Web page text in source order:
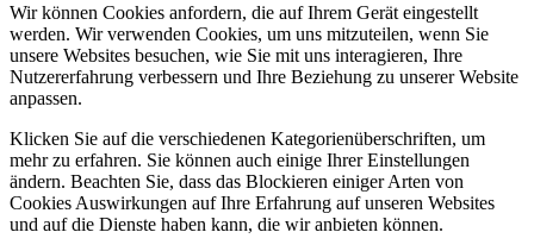
Wir können Cookies anfordern, die auf Ihrem Gerät eingestellt
werden. Wir verwenden Cookies, um uns mitzuteilen, wenn Sie
unsere Websites besuchen, wie Sie mit uns interagieren, Ihre
Nutzererfahrung verbessern und Ihre Beziehung zu unserer Website
anpassen.
Klicken Sie auf die verschiedenen Kategorienüberschriften, um
mehr zu erfahren. Sie können auch einige Ihrer Einstellungen
ändern. Beachten Sie, dass das Blockieren einiger Arten von
Cookies Auswirkungen auf Ihre Erfahrung auf unseren Websites
und auf die Dienste haben kann, die wir anbieten können.